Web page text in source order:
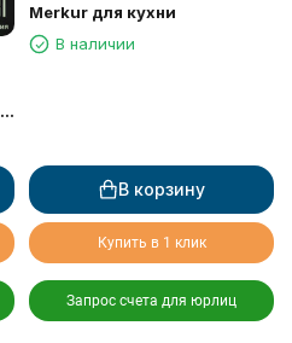
Merkur для кухни
В наличии
В корзину
Купить в 1 клик
Запрос счета для юрлиц